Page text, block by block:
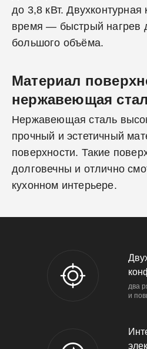
до 3,8 кВт.
время — быстрый нагрев
большого объёма.
Материал
нержавеющая
Нержавеющая сталь
прочный и эстетичный
поверхности. Такие
долговечны и отлично
кухонном интерьере.
два
и